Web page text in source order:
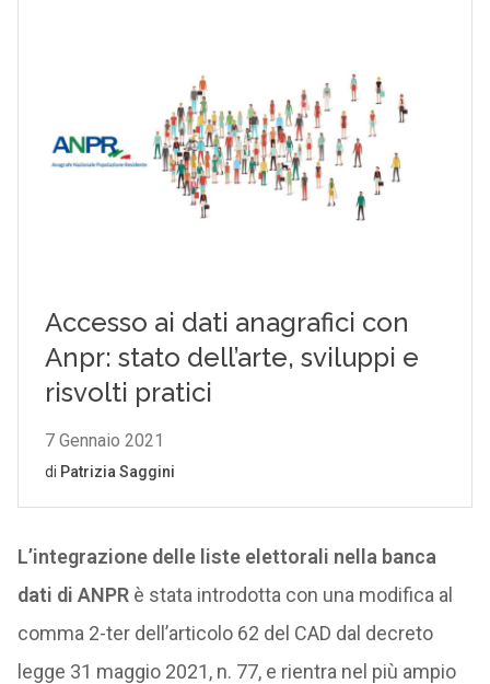
L’integrazione delle liste elettorali nella banca
dati di ANPRè stata introdotta con una modifica al
comma 2-ter dell’articolo 62 del CAD dal decreto
legge 31 maggio 2021, n. 77, e rientra nel più ampio